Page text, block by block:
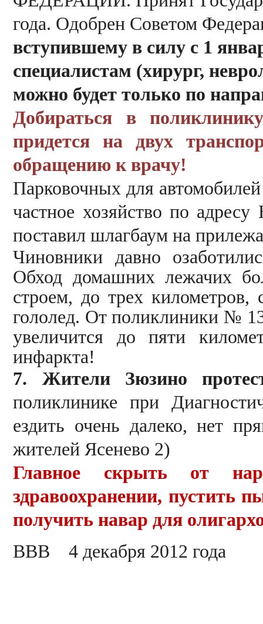
года. Одобрен Советом
вступившему в силу с 1
специалистам (хирург,
можно будет только по
Добираться в
придется на двух
обращению к врачу!
Парковочных для
частное хозяйство по
поставил шлагбаум на
Чиновники давно
Обход домашних лежачих
строем, до трех километров,
гололед. От поликлиники №
увеличится до пяти
инфаркта!
7. Жители Зюзино
поликлинике при
ездить очень далеко, нет
жителей Ясенево 2)
Главное скрыть от
здравоохранении, пустить
получить навар для
ВВВ 4 декабря 2012 года